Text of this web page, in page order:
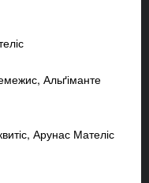
Альґіманте
Арунас Мателіс